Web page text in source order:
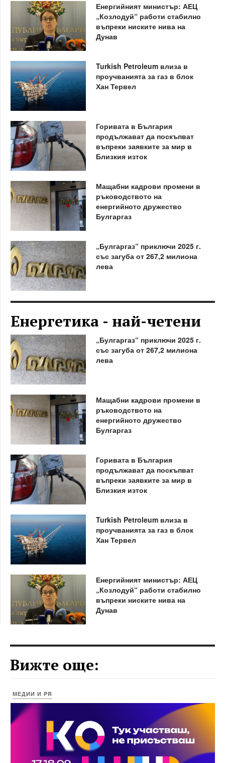
Енергийният министър: АЕЦ
„Козлодуй“ работи стабилно
въпреки ниските нива на
Дунав
Turkish Petroleum влиза в
проучванията за газ в блок
Хан Тервел
Горивата в България
продължават да поскъпват
въпреки заявките за мир в
Близкия изток
Мащабни кадрови промени в
ръководството на
енергийното дружество
Булгаргаз
„Булгаргаз“ приключи 2025 г.
със загуба от 267,2 милиона
лева
Енергетика - най-четени
„Булгаргаз“ приключи 2025 г.
със загуба от 267,2 милиона
лева
Мащабни кадрови промени в
ръководството на
енергийното дружество
Булгаргаз
Горивата в България
продължават да поскъпват
въпреки заявките за мир в
Близкия изток
Turkish Petroleum влиза в
проучванията за газ в блок
Хан Тервел
Енергийният министър: АЕЦ
„Козлодуй“ работи стабилно
въпреки ниските нива на
Дунав
Вижте още:
МЕДИИ И PR